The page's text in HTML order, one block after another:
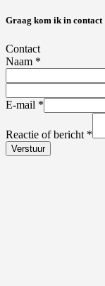
Graag kom ik in contact
Contact
Naam *
E-mail *
Reactie of bericht *
Verstuur